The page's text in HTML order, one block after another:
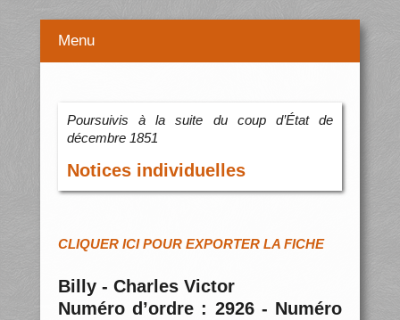
Menu
Poursuivis à la suite du coup d’État de
décembre 1851
Notices individuelles
CLIQUER ICI POUR EXPORTER LA FICHE
Billy - Charles Victor
Numéro d’ordre : 2926 - Numéro